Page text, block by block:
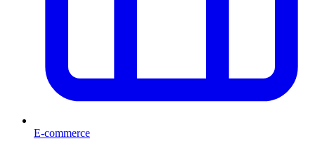
E-commerce